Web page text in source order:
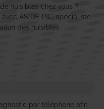
nuisibles chez vous ?
avec AS DE PIC, spécialiste
des nuisibles.
par téléphone afin